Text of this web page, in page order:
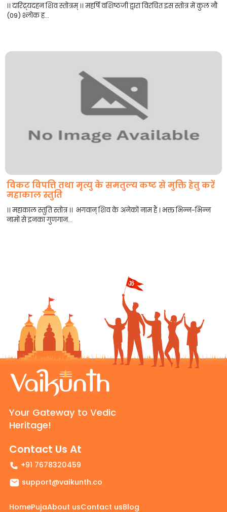
।। दारिद्र्यदहन शिव स्तोत्रम् ।। महर्षि वशिष्ठजी द्वारा विरचित इस स्तोत्र में कुल नौ
(09) श्लोक ह...
विकट विपत्ति तथा मृत्यु के समतुल्य कष्ट से मुक्ति हेतु करें
महाकाल स्तुति
।। महाकाल स्तुति स्तोत्र ।। भगवान् शिव के अनेकों नाम हैं । भक्त भिन्न-भिन्न
नामों से इनका गुणगान...
Your Gateway to Vedic
Heritage!
Contact Us At
+91 7678320459
support@vaikunth.co
HomePujaAbout usContact usBlog